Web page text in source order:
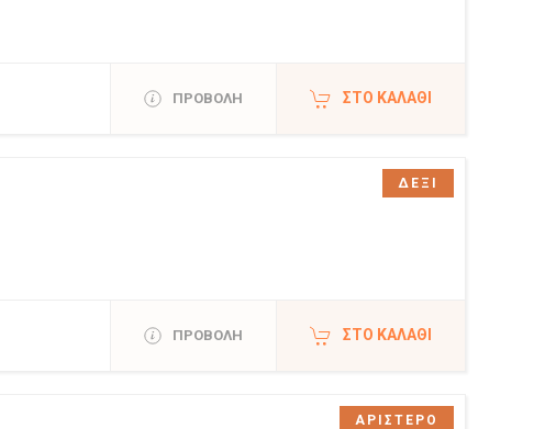
ΠΡΟΒΟΛΗ ΣΤΟ ΚΑΛΆΘΙ
ΠΡΟΒΟΛΗ ΣΤΟ ΚΑΛΆΘΙ
ΔΕΞΙ
ΑΡΙΣΤΕΡΟ